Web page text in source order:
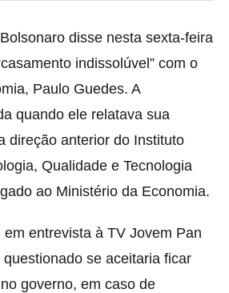
disse nesta sexta-feira
indissolúvel” com o
Paulo Guedes. A
quando ele relatava sua
direção anterior do Instituto
Qualidade e Tecnologia
ao Ministério da Economia.
entrevista à TV Jovem Pan
se aceitaria ficar
governo, em caso de